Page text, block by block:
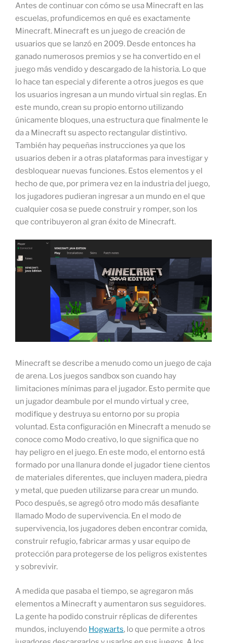
Antes de continuar con cómo se usa Minecraft en las
escuelas, profundicemos en qué es exactamente
Minecraft. Minecraft es un juego de creación de
usuarios que se lanzó en 2009. Desde entonces ha
ganado numerosos premios y se ha convertido en el
juego más vendido y descargado de la historia. Lo que
lo hace tan especial y diferente a otros juegos es que
los usuarios ingresan a un mundo virtual sin reglas. En
este mundo, crean su propio entorno utilizando
únicamente bloques, una estructura que finalmente le
da a Minecraft su aspecto rectangular distintivo.
También hay pequeñas instrucciones ya que los
usuarios deben ir a otras plataformas para investigar y
desbloquear nuevas funciones. Estos elementos y el
hecho de que, por primera vez en la industria del juego,
los jugadores pudieran ingresar a un mundo en el que
cualquier cosa se puede construir y romper, son los
que contribuyeron al gran éxito de Minecraft.
Minecraft se describe a menudo como un juego de caja
de arena. Los juegos sandbox son cuando hay
limitaciones mínimas para el jugador. Esto permite que
un jugador deambule por el mundo virtual y cree,
modifique y destruya su entorno por su propia
voluntad. Esta configuración en Minecraft a menudo se
conoce como Modo creativo, lo que significa que no
hay peligro en el juego. En este modo, el entorno está
formado por una llanura donde el jugador tiene cientos
de materiales diferentes, que incluyen madera, piedra
y metal, que pueden utilizarse para crear un mundo.
Poco después, se agregó otro modo más desafiante
llamado Modo de supervivencia. En el modo de
supervivencia, los jugadores deben encontrar comida,
construir refugio, fabricar armas y usar equipo de
protección para protegerse de los peligros existentes
y sobrevivir.
A medida que pasaba el tiempo, se agregaron más
elementos a Minecraft y aumentaron sus seguidores.
La gente ha podido construir réplicas de diferentes
mundos, incluyendo Hogwarts, lo que permite a otros